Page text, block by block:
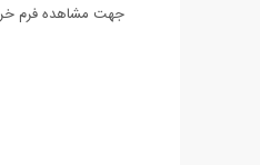
جهت مشاهده فرم